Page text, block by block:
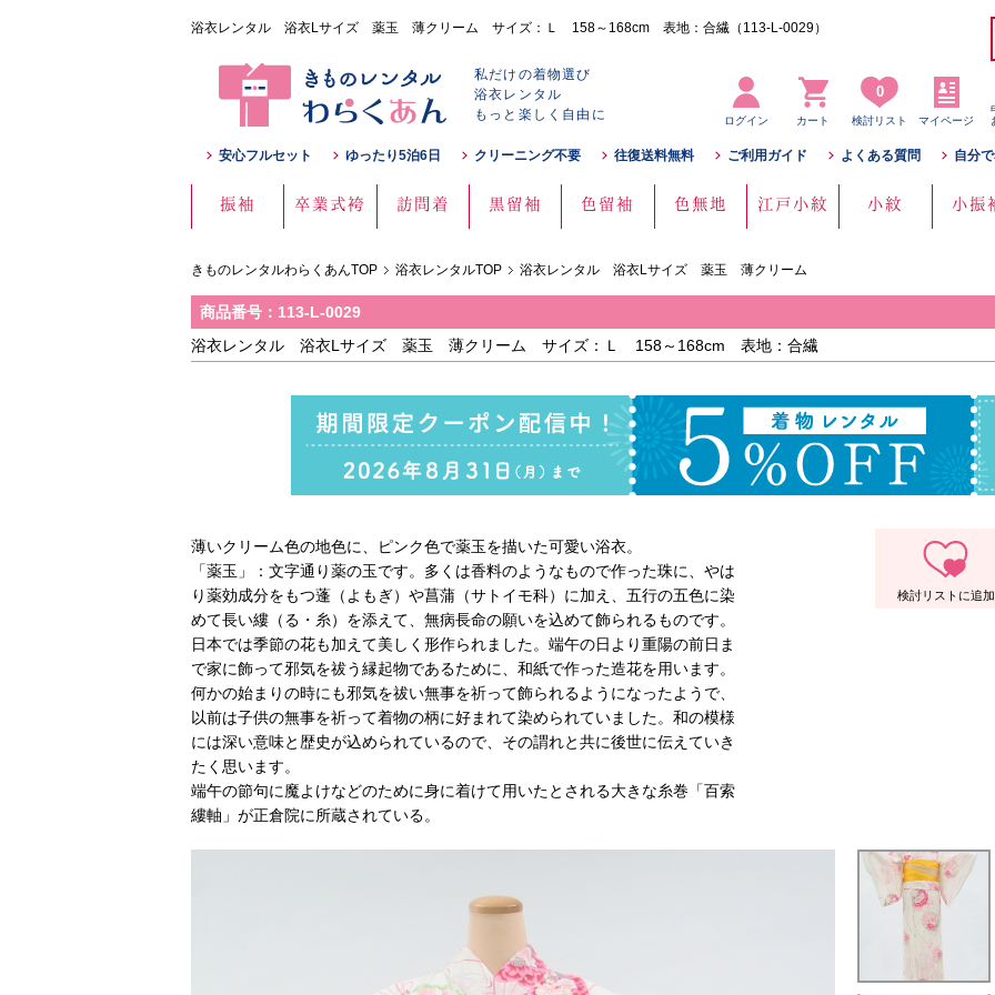
浴衣レンタル 浴衣Lサイズ 薬玉 薄クリーム サイズ：Ｌ 158～168cm 表地：合繊（113-L-0029）
私だけの着物選び
浴衣レンタル
もっと楽しく自由に
ログイン カート
0
検討リスト マイページ
安心フルセット ゆったり5泊6日 クリーニング不要 往復送料無料 ご利用ガイド よくある質問 自分
振袖 卒業式袴 訪問着 黒留袖 色留袖 色無地 江戸小紋 小紋 小振
きものレンタルわらくあんTOP 浴衣レンタルTOP 浴衣レンタル 浴衣Lサイズ 薬玉 薄クリーム
商品番号：113-L-0029
浴衣レンタル 浴衣Lサイズ 薬玉 薄クリーム サイズ：Ｌ 158～168cm 表地：合繊
薄いクリーム色の地色に、ピンク色で薬玉を描いた可愛い浴衣。
「薬玉」：文字通り薬の玉です。多くは香料のようなもので作った珠に、やは
り薬効成分をもつ蓬（よもぎ）や菖蒲（サトイモ科）に加え、五行の五色に染
めて長い縷（る・糸）を添えて、無病長命の願いを込めて飾られるものです。
日本では季節の花も加えて美しく形作られました。端午の日より重陽の前日ま
で家に飾って邪気を祓う縁起物であるために、和紙で作った造花を用います。
何かの始まりの時にも邪気を祓い無事を祈って飾られるようになったようで、
以前は子供の無事を祈って着物の柄に好まれて染められていました。和の模様
には深い意味と歴史が込められているので、その謂れと共に後世に伝えていき
たく思います。
端午の節句に魔よけなどのために身に着けて用いたとされる大きな糸巻「百索
縷軸」が正倉院に所蔵されている。